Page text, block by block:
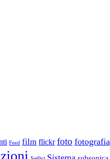
Feed film flickr foto fotografia